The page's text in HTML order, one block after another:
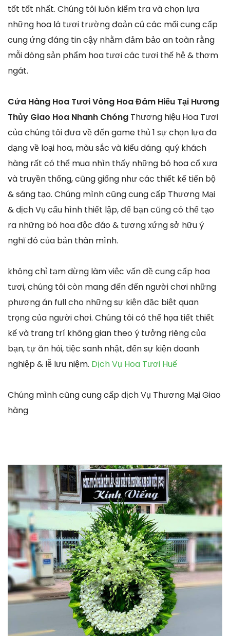
tốt tốt nhất. Chúng tôi luôn kiểm tra và chọn lựa
những hoa lá tươi trường đoản cú các mối cung cấp
cung ứng đáng tin cậy nhằm đảm bảo an toàn rằng
mỗi dòng sản phẩm hoa tươi các tươi thế hệ & thơm
ngát.
Cửa Hàng Hoa Tươi Vòng Hoa Đám Hiếu Tại Hương
Thủy Giao Hoa Nhanh Chóng Thương hiệu Hoa Tươi
của chúng tôi đưa về đến game thủ 1 sự chọn lựa đa
dạng về loại hoa, màu sắc và kiểu dáng. quý khách
hàng rất có thể mua nhìn thấy những bó hoa cổ xưa
và truyền thống, cũng giống như các thiết kế tiến bộ
& sáng tạo. Chúng mình cũng cung cấp Thương Mại
& dịch Vụ cấu hình thiết lập, để bạn cũng có thể tạo
ra những bó hoa độc đáo & tương xứng sở hữu ý
nghĩ đó của bản thân mình.
không chỉ tạm dừng làm việc vấn đề cung cấp hoa
tươi, chúng tôi còn mang đến đến người chơi những
phương án full cho những sự kiện đặc biệt quan
trọng của người chơi. Chúng tôi có thể họa tiết thiết
kế và trang trí không gian theo ý tưởng riêng của
bạn, tự ăn hỏi, tiệc sanh nhật, đến sự kiện doanh
nghiệp & lễ lưu niệm. Dịch Vụ Hoa Tươi Huế
Chúng mình cũng cung cấp dịch Vụ Thương Mại Giao
hàng